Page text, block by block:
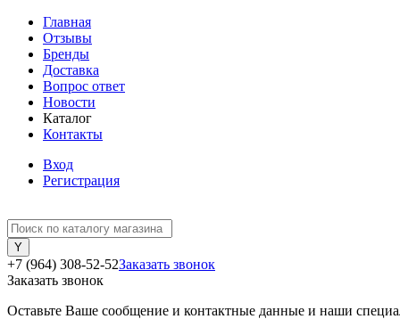
Главная
Отзывы
Бренды
Доставка
Вопрос ответ
Новости
Каталог
Контакты
Вход
Регистрация
+7 (964) 308-52-52Заказать звонок
Заказать звонок
Оставьте Ваше сообщение и контактные данные и наши